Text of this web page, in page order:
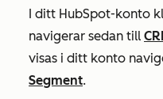
I ditt HubSpot-konto
navigerar sedan till
visas i ditt konto
Segment.